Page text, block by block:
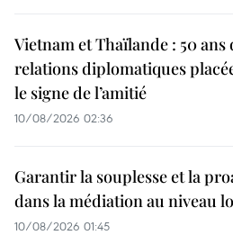
Vietnam et Thaïlande : 50 ans
relations diplomatiques
le signe de l’amitié
10/08/2026 02:36
Garantir la souplesse et la
dans la médiation au niveau
10/08/2026 01:45